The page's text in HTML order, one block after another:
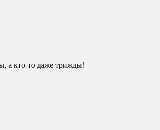
а кто-то даже трижды!